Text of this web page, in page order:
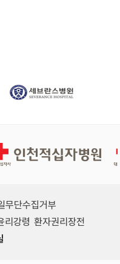
적십자병원
무단수집거부
리강령 환자권리장전